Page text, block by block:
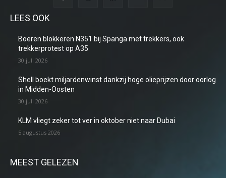
LEES OOK
Boeren blokkeren N351 bij Spanga met trekkers, ook
trekkerprotest op A35
30 juli 2026
Shell boekt miljardenwinst dankzij hoge olieprijzen door oorlog
in Midden-Oosten
30 juli 2026
KLM vliegt zeker tot ver in oktober niet naar Dubai
5 augustus 2026
MEEST GELEZEN